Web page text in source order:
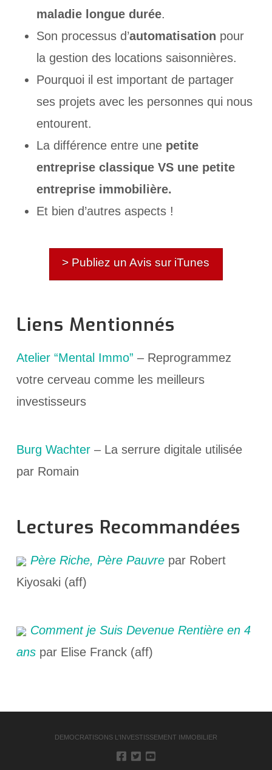
maladie longue durée.
Son processus d’automatisation pour
la gestion des locations saisonnières.
Pourquoi il est important de partager
ses projets avec les personnes qui nous
entourent.
La différence entre une petite
entreprise classique VS une petite
entreprise immobilière.
Et bien d’autres aspects !
> Publiez un Avis sur iTunes
Liens Mentionnés
Atelier “Mental Immo” – Reprogrammez
votre cerveau comme les meilleurs
investisseurs
Burg Wachter– La serrure digitale utilisée
par Romain
Lectures Recommandées
Père Riche, Père Pauvrepar Robert
Kiyosaki (aff)
Comment je Suis Devenue Rentière en 4
ans par Elise Franck (aff)
DEMOCRATISONS L'INVESTISSEMENT IMMOBILIER